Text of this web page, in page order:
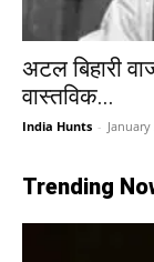
अटल बिहारी
वास्तविक...
India Hunts -
Trending